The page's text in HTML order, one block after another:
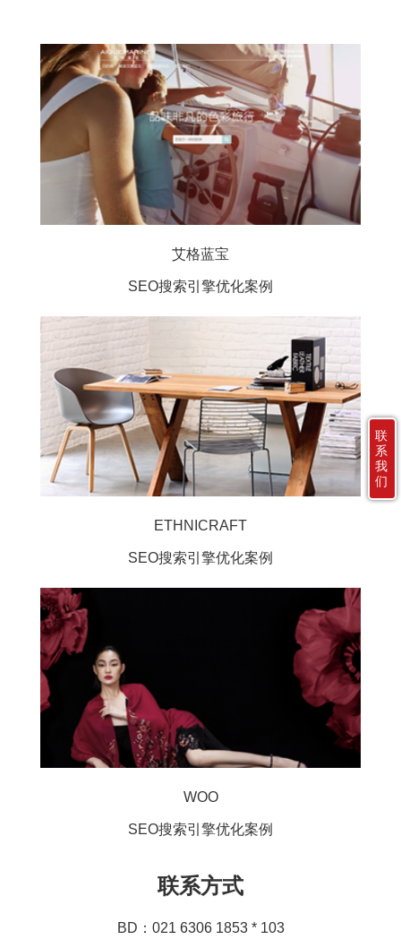
艾格蓝宝
SEO搜索引擎优化案例
ETHNICRAFT
SEO搜索引擎优化案例
WOO
SEO搜索引擎优化案例
联系方式
BD：021 6306 1853 * 103
联
系
我
们